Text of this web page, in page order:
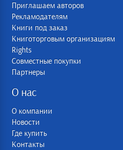
Приглашаем авторов
Рекламодателям
Книги под заказ
Книготорговым организациям
Rights
Совместные покупки
Партнеры
О нас
О компании
Новости
Где купить
Контакты